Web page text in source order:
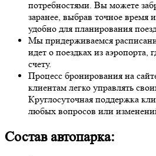
потребностями. Вы можете
заранее, выбрав точное время
удобно для планирования
Мы придерживаемся
идет о поездках из аэропорта,
счету.
Процесс бронирования на
клиентам легко управлять
Круглосуточная поддержка
любых вопросов или
Состав автопарка: